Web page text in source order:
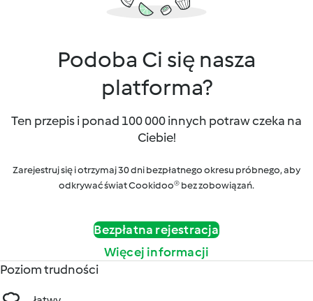
Podoba Ci się nasza
platforma?
Ten przepis i ponad 100 000 innych potraw czeka na
Ciebie!
Zarejestruj się i otrzymaj 30 dni bezpłatnego okresu próbnego, aby
odkrywać świat Cookidoo® bez zobowiązań.
Bezpłatna rejestracja
Więcej informacji
Poziom trudności